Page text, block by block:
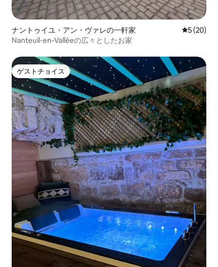
ナントゥイユ・アン・ヴァレの一軒家 レビュー
5 (20)
Nanteuil-en-Valléeの広々としたお家
ゲストチョイス
ゲストチョイス